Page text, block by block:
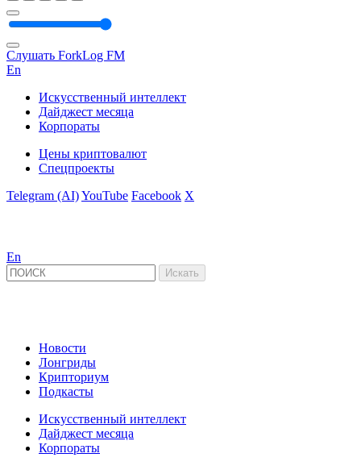
Слушать ForkLog FM
En
Искусственный интеллект
Дайджест месяца
Корпораты
Цены криптовалют
Спецпроекты
Telegram (AI)YouTube Facebook X
En
Новости
Лонгриды
Крипториум
Подкасты
Искусственный интеллект
Дайджест месяца
Корпораты